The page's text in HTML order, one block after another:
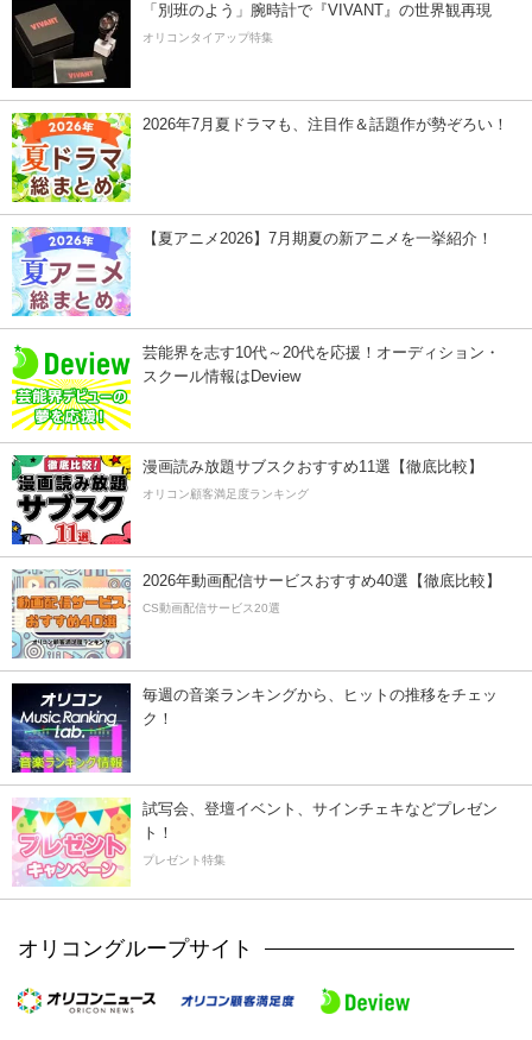
「別班のよう」腕時計で『VIVANT』の世界観再現
オリコンタイアップ特集
2026年7月夏ドラマも、注目作＆話題作が勢ぞろい！
【夏アニメ2026】7月期夏の新アニメを一挙紹介！
芸能界を志す10代～20代を応援！オーディション・
スクール情報はDeview
漫画読み放題サブスクおすすめ11選【徹底比較】
オリコン顧客満足度ランキング
2026年動画配信サービスおすすめ40選【徹底比較】
CS動画配信サービス20選
毎週の音楽ランキングから、ヒットの推移をチェッ
ク！
試写会、登壇イベント、サインチェキなどプレゼン
ト！
プレゼント特集
オリコングループサイト